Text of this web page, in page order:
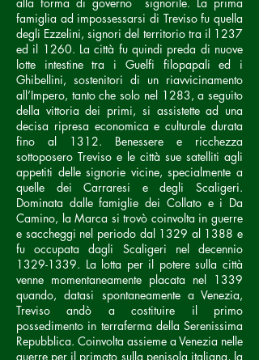
famiglia ad impossessarsi di Treviso fu quella
degli Ezzelini, signori del territorio tra il 1237
ed il 1260. La città fu quindi preda di nuove
lotte intestine tra i Guelfi filopapali ed i
Ghibellini, sostenitori di un riavvicinamento
all’Impero, tanto che solo nel 1283, a seguito
della vittoria dei primi, si assistette ad una
decisa ripresa economica e culturale durata
fino al 1312. Benessere e ricchezza
sottoposero Treviso e le città sue satelliti agli
appetiti delle signorie vicine, specialmente a
quelle dei Carraresi e degli Scaligeri.
Dominata dalle famiglie dei Collato e i Da
Camino, la Marca si trovò coinvolta in guerre
e saccheggi nel periodo dal 1329 al 1388 e
fu occupata dagli Scaligeri nel decennio
1329-1339. La lotta per il potere sulla città
venne momentaneamente placata nel 1339
quando, datasi spontaneamente a Venezia,
Treviso andò a costituire il primo
possedimento in terraferma della Serenissima
Repubblica. Coinvolta assieme a Venezia nelle
guerre per il primato sulla penisola italiana, la